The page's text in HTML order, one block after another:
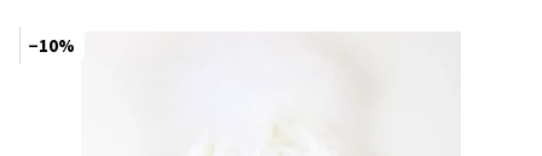
−10%